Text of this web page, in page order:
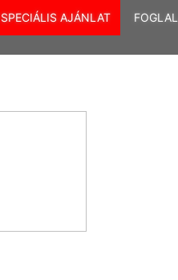
SPECIÁLIS AJÁNLAT